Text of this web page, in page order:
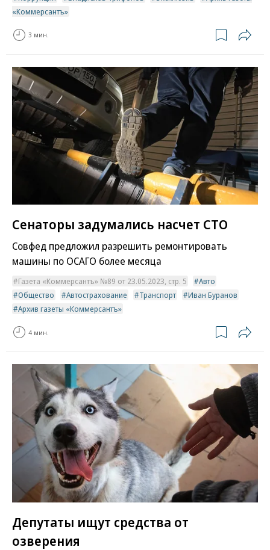
«Коммерсантъ»
3 мин.
Сенаторы задумались насчет СТО
Совфед предложил разрешить ремонтировать
машины по ОСАГО более месяца
Газета «Коммерсантъ» №89 от 23.05.2023, стр. 5
Авто
Общество
Автострахование Транспорт
Иван Буранов
Архив газеты «Коммерсантъ»
4 мин.
Депутаты ищут средства от
озверения